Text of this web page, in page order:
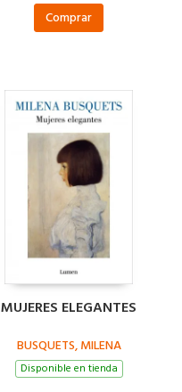
Comprar
MUJERES ELEGANTES
BUSQUETS, MILENA
Disponible en tienda